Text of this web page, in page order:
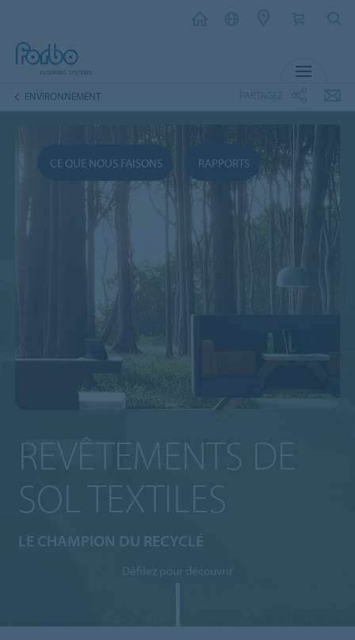
ENVIRONNEMENT
CE QUE NOUS FAISONS RAPPORTS
REVÊTEMENTS DE
SOL TEXTILES
LE CHAMPION DU RECYCLÉ
Défilez pour découvrir